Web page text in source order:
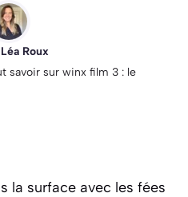
Léa Roux
savoir sur winx film 3 : le
la surface avec les fées